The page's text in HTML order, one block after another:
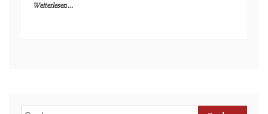
Weiterlesen ...